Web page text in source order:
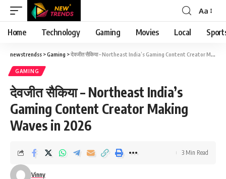
Font
Resizer
Aa
Home Technology Gaming Movies Local
newstrendss >Gaming >देवजीत सैकिया – Northeast India’s Gaming Content Creator Making Waves in 2026
GAMING
देवजीत सैकिया – Northeast India’s
Gaming Content Creator Making
Waves in 2026
Vinny
3 Min Read